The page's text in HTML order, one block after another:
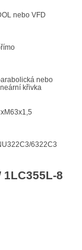
nebo VFD
nebo
křivka
6322C3
8